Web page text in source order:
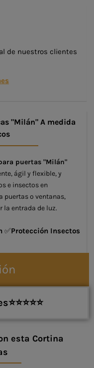
de nuestros clientes
"Milán" A medida
puertas "Milán"
ágil y flexible, y
e insectos en
puertas o ventanas,
entrada de luz.
✅Protección Insectos
esta Cortina